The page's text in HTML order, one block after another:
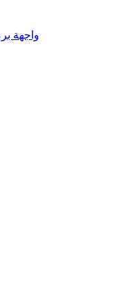
واجهة